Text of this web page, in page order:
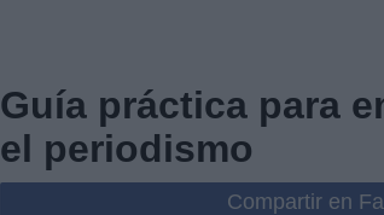
Guía práctica para
el periodismo
Compartir en